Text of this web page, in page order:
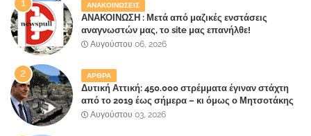
ΑΝΑΚΟΙΝΩΣΕΙΣ
ΑΝΑΚΟΙΝΩΣΗ : Μετά από μαζικές ενστάσεις
αναγνωστών μας, το site μας επανήλθε!
Αυγούστου 06, 2026
ΑΡΘΡΑ
Δυτική Αττική: 450.000 στρέμματα έγιναν στάχτη
από το 2019 έως σήμερα – κι όμως ο Μητσοτάκης
έλαβε 40% και 45% στις εκλογές του 2023,ενώ 50%
Αυγούστου 03, 2026